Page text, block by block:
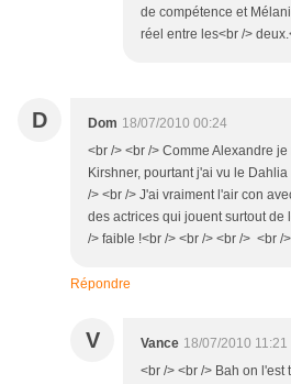
de compétence et
réel entre les<br />
D Dom 18/07/2010 00:24
<br /> <br /> Comme Alexandre
Kirshner, pourtant j'ai vu le
/> <br /> J'ai vraiment l'air con
des actrices qui jouent surtout de
/> faible !<br /> <br /> <br /> <br /
Répondre
V Vance 18/07/2010 11:21
<br /> <br /> Bah on